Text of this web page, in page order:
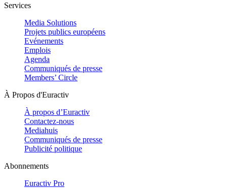
Services
Media Solutions
Projets publics européens
Evénements
Emplois
Agenda
Communiqués de presse
Members’ Circle
À Propos d'Euractiv
À propos d’Euractiv
Contactez-nous
Mediahuis
Communiqués de presse
Publicité politique
Abonnements
Euractiv Pro